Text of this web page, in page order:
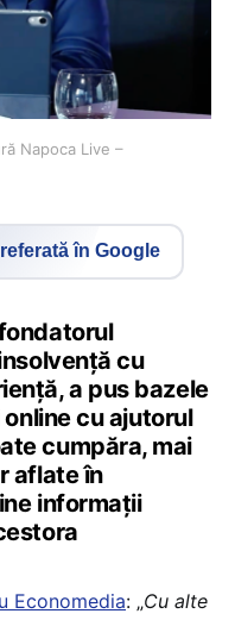
Napoca Live –
în Google
cu
a pus bazele
cu ajutorul
cumpăra, mai
aflate în
informații
Economedia: „Cu alte